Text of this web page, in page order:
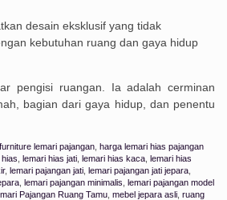
desain eksklusif yang tidak
kebutuhan ruang dan gaya hidup
pengisi ruangan. Ia adalah cerminan
bagian dari gaya hidup, dan penentu
furniture lemari pajangan harga lemari hias pajangan
lemari hias jati lemari hias kaca lemari hias
, lemari pajangan jati lemari pajangan jati jepara
lemari pajangan minimalis lemari pajangan model
Pajangan Ruang Tamu mebel jepara asli ruang